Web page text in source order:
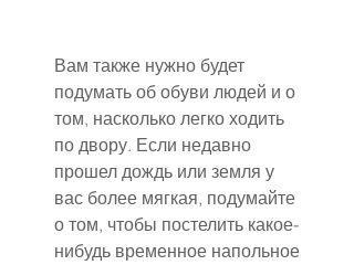
Вам также нужно будет
подумать об обуви людей и о
том, насколько легко ходить
по двору. Если недавно
прошел дождь или земля у
вас более мягкая, подумайте
о том, чтобы постелить какое-
нибудь временное напольное